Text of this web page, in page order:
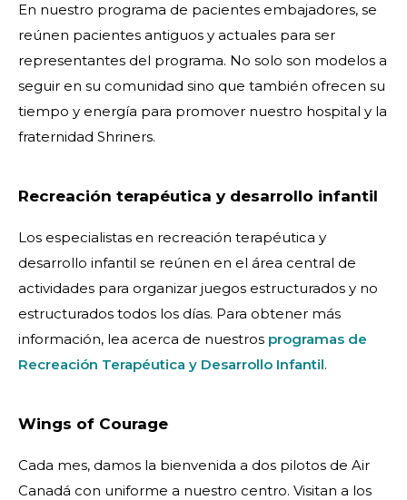
En nuestro programa de pacientes embajadores, se
reúnen pacientes antiguos y actuales para ser
representantes del programa. No solo son modelos a
seguir en su comunidad sino que también ofrecen su
tiempo y energía para promover nuestro hospital y la
fraternidad Shriners.
Recreación terapéutica y desarrollo infantil
Los especialistas en recreación terapéutica y
desarrollo infantil se reúnen en el área central de
actividades para organizar juegos estructurados y no
estructurados todos los días. Para obtener más
información, lea acerca de nuestros programas de
Recreación Terapéutica y Desarrollo Infantil.
Wings of Courage
Cada mes, damos la bienvenida a dos pilotos de Air
Canadá con uniforme a nuestro centro. Visitan a los